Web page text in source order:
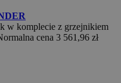
w komplecie z grzejnikiem
cena 3 561,96 zł